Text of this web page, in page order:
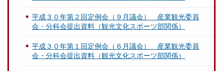
平成３０年第２回定例会（９月議会） 産業観光委員
会・分科会提出資料（観光文化スポーツ部関係）
平成３０年第１回定例会（６月議会） 産業観光委員
会・分科会提出資料（観光文化スポーツ部関係）